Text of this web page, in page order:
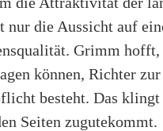
nur die Aussicht auf
Grimm hofft,
können, Richter
besteht. Das
Seiten zugutekommt.